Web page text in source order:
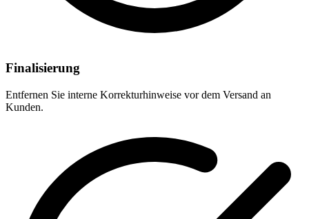
Finalisierung
Entfernen Sie interne Korrekturhinweise vor dem Versand an
Kunden.